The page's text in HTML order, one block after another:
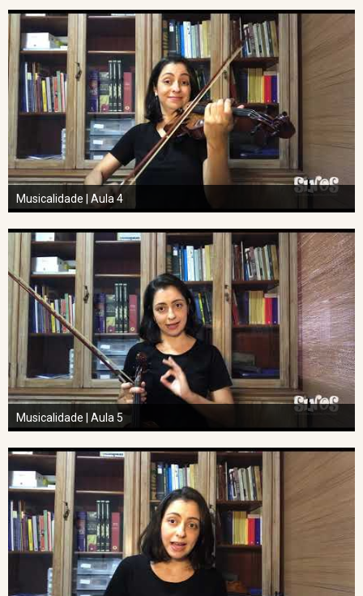
Musicalidade | Aula 4
Musicalidade | Aula 5